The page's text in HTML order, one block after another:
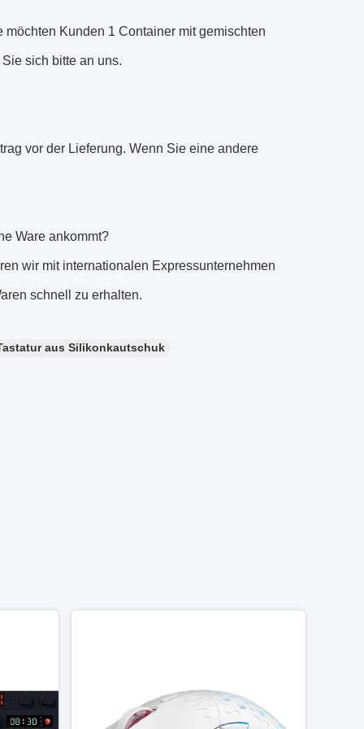
Kunden 1 Container mit gemischten
sich bitte an uns.
vor der Lieferung. Wenn Sie eine andere
Ware ankommt?
wir mit internationalen Expressunternehmen
schnell zu erhalten.
aus Silikonkautschuk